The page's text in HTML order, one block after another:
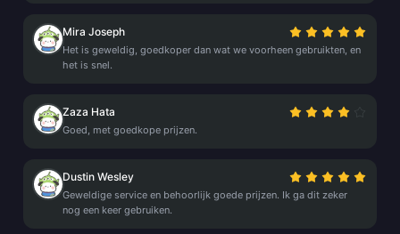
Mira Joseph
Het is geweldig, goedkoper dan wat we voorheen gebruikten, en
het is snel.
Zaza Hata
Goed, met goedkope prijzen.
Dustin Wesley
Geweldige service en behoorlijk goede prijzen. Ik ga dit zeker
nog een keer gebruiken.